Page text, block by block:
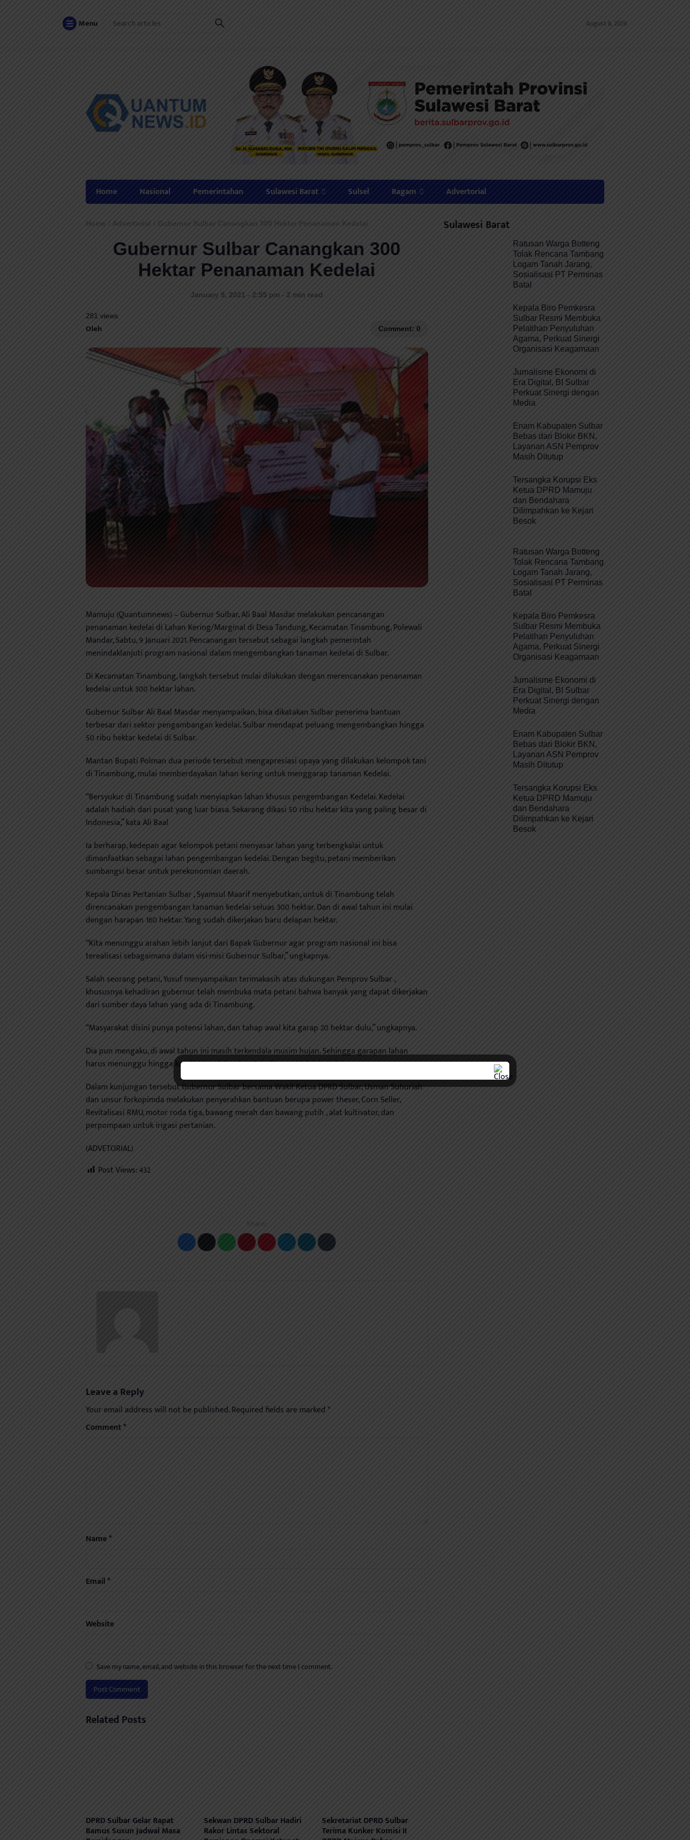
Menu August 8, 2026
Home Nasional Pemerintahan Sulawesi Barat Sulsel Ragam Advertorial
Home / Advertorial / Gubernur Sulbar Canangkan 300 Hektar Penanaman Kedelai
Gubernur Sulbar Canangkan 300
Hektar Penanaman Kedelai
January 9, 2021 - 2:55 pm - 2 min read
281 views
Oleh Comment: 0
Mamuju (Quantumnews) – Gubernur Sulbar, Ali Baal Masdar melakukan pencanangan
penanaman kedelai di Lahan Kering/Marginal di Desa Tandung, Kecamatan Tinambung, Polewali
Mandar, Sabtu, 9 Januari 2021. Pencanangan tersebut sebagai langkah pemerintah
menindaklanjuti program nasional dalam mengembangkan tanaman kedelai di Sulbar.
Di Kecamatan Tinambung, langkah tersebut mulai dilakukan dengan merencanakan penanaman
kedelai untuk 300 hektar lahan.
Gubernur Sulbar Ali Baal Masdar menyampaikan, bisa dikatakan Sulbar penerima bantuan
terbesar dari sektor pengambangan kedelai. Sulbar mendapat peluang mengembangkan hingga
50 ribu hektar kedelai di Sulbar.
Mantan Bupati Polman dua periode tersebut mengapresiasi upaya yang dilakukan kelompok tani
di Tinambung, mulai memberdayakan lahan kering untuk menggarap tanaman Kedelai.
“Bersyukur di Tinambung sudah menyiapkan lahan khusus pengembangan Kedelai. Kedelai
adalah hadiah dari pusat yang luar biasa. Sekarang dikasi 50 ribu hektar kita yang paling besar di
Indonesia,” kata Ali Baal
Ia berharap, kedepan agar kelompok petani menyasar lahan yang terbengkalai untuk
dimanfaatkan sebagai lahan pengembangan kedelai. Dengan begitu, petani memberikan
sumbangsi besar untuk perekonomian daerah.
Kepala Dinas Pertanian Sulbar , Syamsul Maarif menyebutkan, untuk di Tinambung telah
direncanakan pengembangan tanaman kedelai seluas 300 hektar. Dan di awal tahun ini mulai
dengan harapan 160 hektar. Yang sudah dikerjakan baru delapan hektar.
“Kita menunggu arahan lebih lanjut dari Bapak Gubernur agar program nasional ini bisa
terealisasi sebagaimana dalam visi-misi Gubernur Sulbar,” ungkapnya.
Salah seorang petani, Yusuf menyampaikan terimakasih atas dukungan Pemprov Sulbar ,
khususnya kehadiran gubernur telah membuka mata petani bahwa banyak yang dapat dikerjakan
dari sumber daya lahan yang ada di Tinambung.
“Masyarakat disini punya potensi lahan, dan tahap awal kita garap 20 hektar dulu,” ungkapnya.
Dia pun mengaku, di awal tahun ini masih terkendala musim hujan. Sehingga garapan lahan
harus menunggu hingga kondisi tanah layak untuk ditanami bibit kedelai.
Dalam kunjungan tersebut Gubernur Sulbar bersama Wakil Ketua DPRD Sulbar, Usman Suhuriah
dan unsur forkopimda melakukan penyerahkan bantuan berupa power theser, Corn Seller,
Revitalisasi RMU, motor roda tiga, bawang merah dan bawang putih , alat kultivator, dan
perpompaan untuk irigasi pertanian.
(ADVETORIAL)
Post Views:432
Share:
Leave a Reply
Your email address will not be published.Required fields are marked *
Comment*
Name*
Email*
Website
Save my name, email, and website in this browser for the next time I comment.
Related Posts
DPRD Sulbar Gelar Rapat
Bamus Susun Jadwal Masa
Sekwan DPRD Sulbar Hadiri
Rakor Lintas Sektoral
Sekretariat DPRD Sulbar
Terima Kunker Komisi II
Sulawesi Barat
Ratusan Warga Botteng
Tolak Rencana Tambang
Logam Tanah Jarang,
Sosialisasi PT Perminas
Batal
Kepala Biro Pemkesra
Sulbar Resmi Membuka
Pelatihan Penyuluhan
Agama, Perkuat Sinergi
Organisasi Keagamaan
Jurnalisme Ekonomi di
Era Digital, BI Sulbar
Perkuat Sinergi dengan
Media
Enam Kabupaten Sulbar
Bebas dari Blokir BKN,
Layanan ASN Pemprov
Masih Ditutup
Tersangka Korupsi Eks
Ketua DPRD Mamuju
dan Bendahara
Dilimpahkan ke Kejari
Besok
Ratusan Warga Botteng
Tolak Rencana Tambang
Logam Tanah Jarang,
Sosialisasi PT Perminas
Batal
Kepala Biro Pemkesra
Sulbar Resmi Membuka
Pelatihan Penyuluhan
Agama, Perkuat Sinergi
Organisasi Keagamaan
Jurnalisme Ekonomi di
Era Digital, BI Sulbar
Perkuat Sinergi dengan
Media
Enam Kabupaten Sulbar
Bebas dari Blokir BKN,
Layanan ASN Pemprov
Masih Ditutup
Tersangka Korupsi Eks
Ketua DPRD Mamuju
dan Bendahara
Dilimpahkan ke Kejari
Besok